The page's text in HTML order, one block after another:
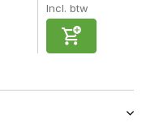
Incl. btw